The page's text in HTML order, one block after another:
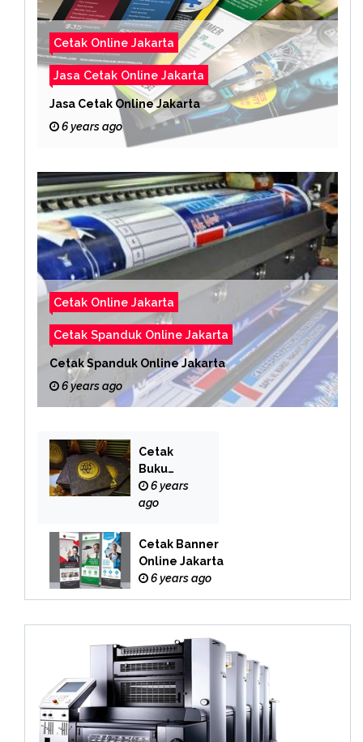
Cetak Online Jakarta
Jasa Cetak Online Jakarta
Jasa Cetak Online Jakarta
6 years ago
Cetak Online Jakarta
Cetak Spanduk Online Jakarta
Cetak Spanduk Online Jakarta
6 years ago
Cetak
Buku
Yasin
Online
6 years
ago
Cetak Banner
Online Jakarta
6 years ago